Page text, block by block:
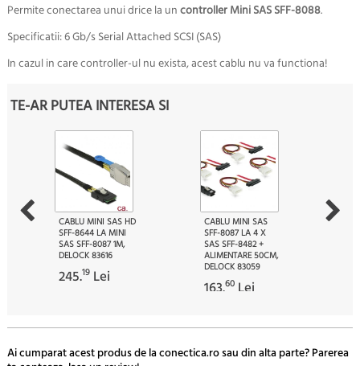
Permite conectarea unui drice la uncontroller Mini SAS SFF-8088.
Specificatii:6 Gb/s Serial Attached SCSI (SAS)
In cazul in care controller-ul nu exista, acest cablu nu va functiona!
TE-AR PUTEA INTERESA SI
CABLU MINI SAS HD
SFF-8644 LA MINI
SAS SFF-8087 1M,
DELOCK 83616
245.19 Lei
CABLU MINI SAS
SFF-8087 LA 4 X
SAS SFF-8482 +
ALIMENTARE 50CM,
DELOCK 83059
163.60 Lei
Ai cumparat acest produs de la conectica.ro sau din alta parte? Parerea